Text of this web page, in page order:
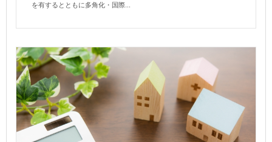
を有するとともに多角化・国際...